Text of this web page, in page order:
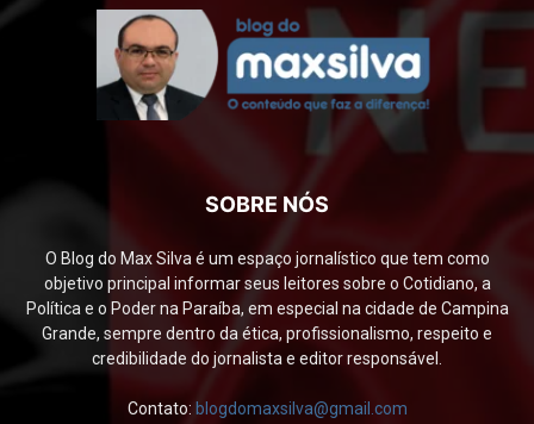
SOBRE NÓS
O Blog do Max Silva é um espaço jornalístico que tem como
objetivo principal informar seus leitores sobre o Cotidiano, a
Política e o Poder na Paraíba, em especial na cidade de Campina
Grande, sempre dentro da ética, profissionalismo, respeito e
credibilidade do jornalista e editor responsável.
Contato: blogdomaxsilva@gmail.com